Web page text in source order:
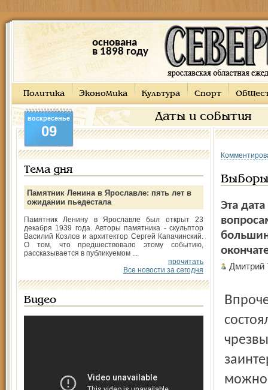
основана
в 1898 году
Политика Экономика Культура Спорт
Даты и события
воскресенье
09
Тема дня
Памятник Ленина в Ярославле: пять лет в
ожидании пьедестала
Памятник Ленину в Ярославле был открыт 23
декабря 1939 года. Авторы памятника - скульптор
Василий Козлов и архитектор Сергей Капачинский.
О том, что предшествовало этому событию,
рассказывается в публикуемом ...
прочитать
Все новости за сегодня
Видео
Выборы
Эта
Впрочем, чтобы выборы муниципалитета Ярославля не
можно